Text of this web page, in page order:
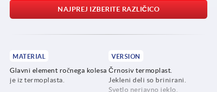
NAJPREJ IZBERITE RAZLIČICO
MATERIAL
Glavni element ročnega kolesa
je iz termoplasta.
VERSION
Črnosiv termoplast.
Jekleni deli so brinirani.
Svetlo nerjavno jeklo.